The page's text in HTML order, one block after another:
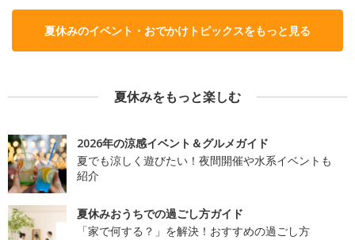
夏休みのイベント・おでかけトピックスをもっと見る
夏休みをもっと楽しむ
2026年の涼感イベント＆グルメガイド
夏でも涼しく遊びたい！夜間開催や水系イベントも
紹介
夏休みおうちでの過ごし方ガイド
「家で何する？」を解決！おすすめの過ごし方